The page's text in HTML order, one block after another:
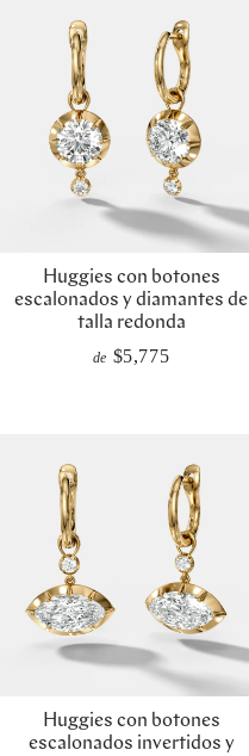
Huggies con botones
escalonados y diamantes de
talla redonda
de $5,775
Huggies con botones
escalonados invertidos y